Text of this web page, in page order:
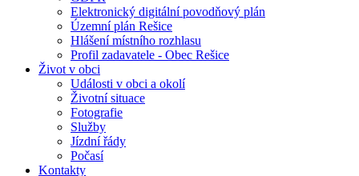
Elektronický digitální povodňový plán
Územní plán Rešice
Hlášení místního rozhlasu
Profil zadavatele - Obec Rešice
Život v obci
Události v obci a okolí
Životní situace
Fotografie
Služby
Jízdní řády
Počasí
Kontakty